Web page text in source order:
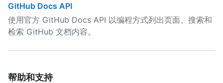
GitHub Docs API
使用官方 GitHub Docs API 以编程方式列出页面、搜索和
检索 GitHub 文档内容。
帮助和支持